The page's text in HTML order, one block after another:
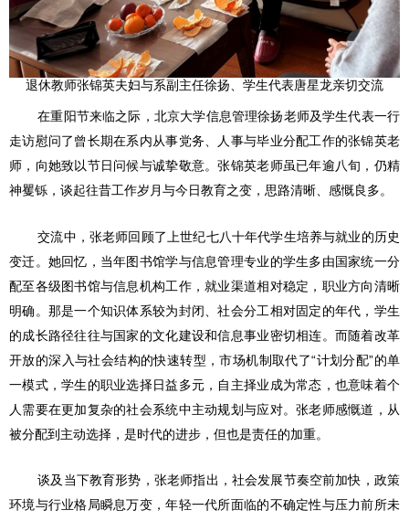
退休教师张锦英夫妇与系副主任徐扬、学生代表唐星龙亲切交流
在重阳节来临之际，北京大学信息管理徐扬老师及学生代表一行
走访慰问了曾长期在系内从事党务、人事与毕业分配工作的张锦英老
师，向她致以节日问候与诚挚敬意。张锦英老师虽已年逾八旬，仍精
神矍铄，谈起往昔工作岁月与今日教育之变，思路清晰、感慨良多。
交流中，张老师回顾了上世纪七八十年代学生培养与就业的历史
变迁。她回忆，当年图书馆学与信息管理专业的学生多由国家统一分
配至各级图书馆与信息机构工作，就业渠道相对稳定，职业方向清晰
明确。那是一个知识体系较为封闭、社会分工相对固定的年代，学生
的成长路径往往与国家的文化建设和信息事业密切相连。而随着改革
开放的深入与社会结构的快速转型，市场机制取代了“计划分配”的单
一模式，学生的职业选择日益多元，自主择业成为常态，也意味着个
人需要在更加复杂的社会系统中主动规划与应对。张老师感慨道，从
被分配到主动选择，是时代的进步，但也是责任的加重。
谈及当下教育形势，张老师指出，社会发展节奏空前加快，政策
环境与行业格局瞬息万变，年轻一代所面临的不确定性与压力前所未